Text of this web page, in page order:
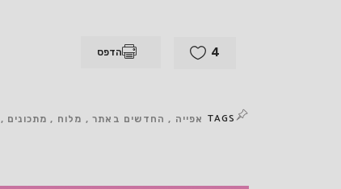
4 הדפס
TAGS אפייה החדשים באתר מלוח מתכונים